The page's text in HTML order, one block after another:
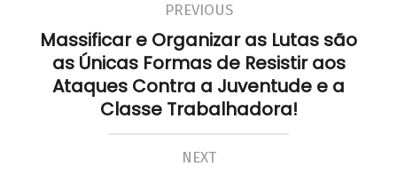
PREVIOUS
Massificar e Organizar as Lutas são
as Únicas Formas de Resistir aos
Ataques Contra a Juventude e a
Classe Trabalhadora!
NEXT